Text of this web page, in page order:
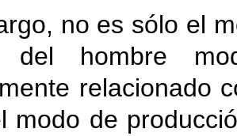
no es sólo el
del hombre
relacionado
modo de